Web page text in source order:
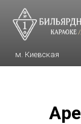
м. Киевская